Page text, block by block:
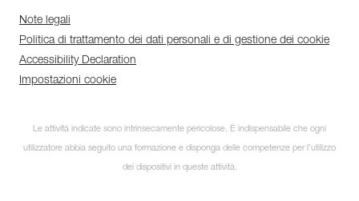
Note legali
Politica di trattamento dei dati personali e di gestione dei cookie
Accessibility Declaration
Impostazioni cookie
Le attività indicate sono intrinsecamente pericolose. È indispensabile che ogni
utilizzatore abbia seguito una formazione e disponga delle competenze per l’utilizzo
dei dispositivi in queste attività.